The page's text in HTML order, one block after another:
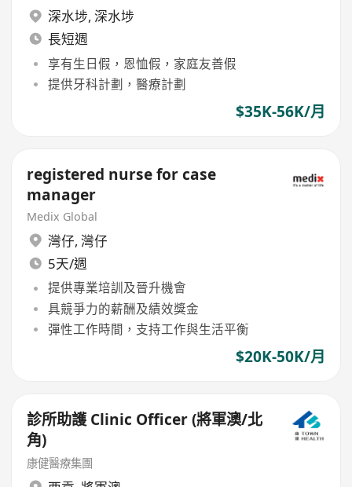
深水埗, 深水埗
長短週
享有生日假，恩恤假，家庭友善假
提供牙科計劃，醫療計劃
$35K-56K/月
registered nurse for case
manager
Medix Global
灣仔, 灣仔
5天/週
提供專業培訓及晉升機會
具競爭力的薪酬及績效獎金
彈性工作時間，支持工作與生活平衡
$20K-50K/月
診所助護 Clinic Officer (將軍澳/北
角)
康健醫療集團